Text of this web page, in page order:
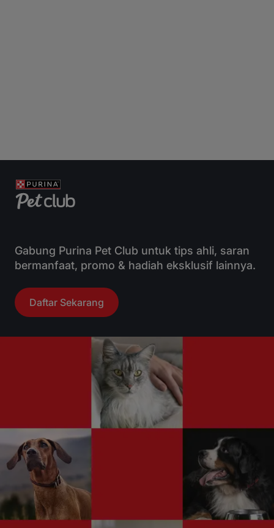
Gabung Purina Pet Club untuk tips ahli, saran
bermanfaat, promo & hadiah eksklusif lainnya.
Daftar Sekarang